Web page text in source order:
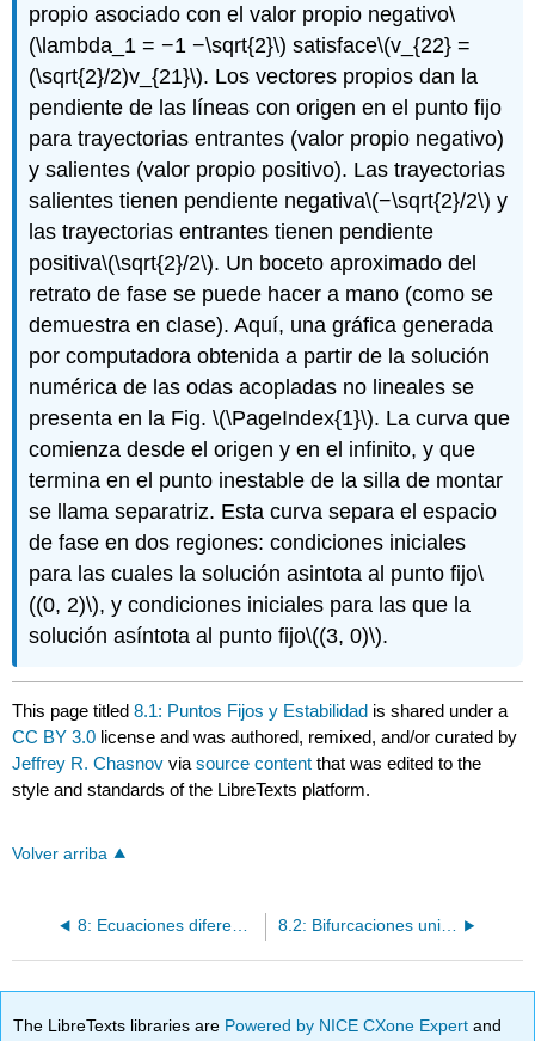
propio asociado con el valor propio negativo\
(\lambda_1 = −1 −\sqrt{2}\) satisface\(v_{22} =
(\sqrt{2}/2)v_{21}\). Los vectores propios dan la
pendiente de las líneas con origen en el punto fijo
para trayectorias entrantes (valor propio negativo)
y salientes (valor propio positivo). Las trayectorias
salientes tienen pendiente negativa\(−\sqrt{2}/2\) y
las trayectorias entrantes tienen pendiente
positiva\(\sqrt{2}/2\). Un boceto aproximado del
retrato de fase se puede hacer a mano (como se
demuestra en clase). Aquí, una gráfica generada
por computadora obtenida a partir de la solución
numérica de las odas acopladas no lineales se
presenta en la Fig.\(\PageIndex{1}\). La curva que
comienza desde el origen y en el infinito, y que
termina en el punto inestable de la silla de montar
se llama separatriz. Esta curva separa el espacio
de fase en dos regiones: condiciones iniciales
para las cuales la solución asintota al punto fijo\
((0, 2)\), y condiciones iniciales para las que la
solución asíntota al punto fijo\((3, 0)\).
This page titled8.1: Puntos Fijos y Estabilidad is shared under a
CC BY 3.0 license and was authored, remixed, and/or curated by
Jeffrey R. Chasnov viasource content that was edited to the
style and standards of the LibreTexts platform.
Volver arriba
8: Ecuaciones diferenciales no lineales 8.2: Bifurcaciones unidimensionales
The LibreTexts libraries are Powered by NICE CXone Expertand